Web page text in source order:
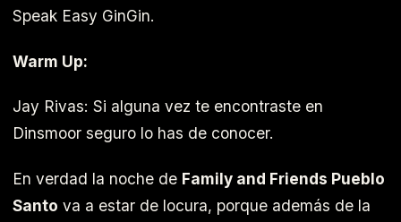
Speak Easy GinGin.
Warm Up:
Jay Rivas: Si alguna vez te encontraste en
Dinsmoor seguro lo has de conocer.
En verdad la noche de Family and Friends Pueblo
Santo va a estar de locura, porque además de la